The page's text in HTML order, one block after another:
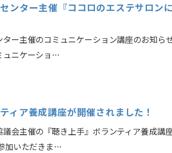
ンター主催『ココロのエステサロン
ー主催のコミュニケーション講座のお知ら
ュニケーショ…
ィア養成講座が開催されました！
会主催の『聴き上手』ボランティア養成講
加いただきま…